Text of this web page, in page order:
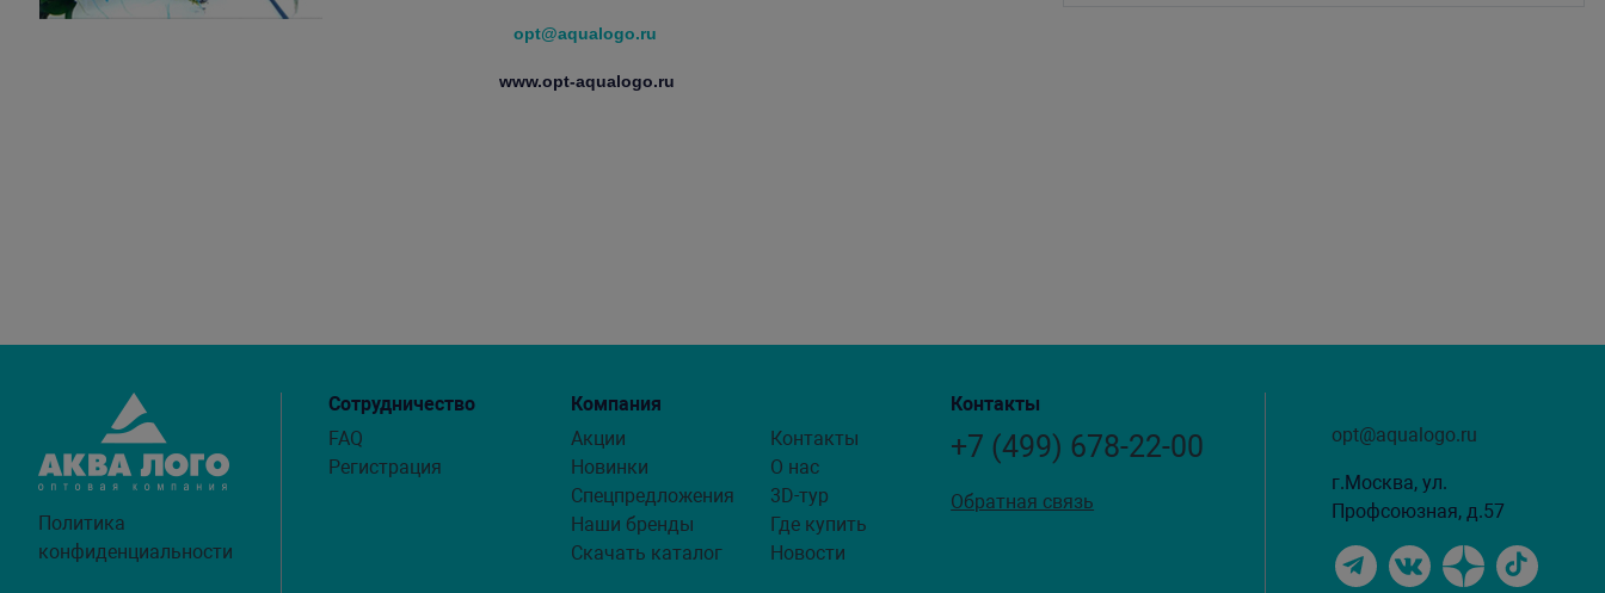
opt@aqualogo.ru
www.opt-aqualogo.ru
Политика
конфиденциальности
Сотрудничество
FAQ
Регистрация
Компания
Акции
Новинки
Спецпредложения
Наши бренды
Скачать каталог
Контакты
О нас
3D-тур
Где купить
Новости
Контакты
+7 (499) 678-22-00
Обратная связь
opt@aqualogo.ru
г.Москва, ул.
Профсоюзная, д.57